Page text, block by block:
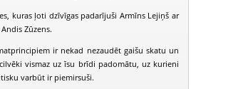
kuras ļoti dzīvīgas padarījuši Armīns Lejiņš ar
Zūzens.
ir nekad nezaudēt gaišu skatu un
vismaz uz īsu brīdi padomātu, uz kurieni
varbūt ir piemirsuši.